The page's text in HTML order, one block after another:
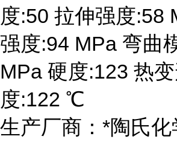
度:50 拉伸强度:58
强度:94 MPa 弯曲
MPa 硬度:123 热
度:122 ℃
生产厂商：*陶氏化